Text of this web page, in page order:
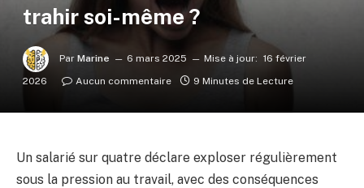
trahir soi-même ?
Par Marine 6 mars 2025 Mise à jour: 16 février
2026
Aucun commentaire 9 Minutes de Lecture
Un salarié sur quatre déclare exploser régulièrement
sous la pression au travail, avec des conséquences